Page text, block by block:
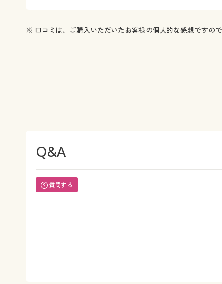
※ 口コミは、ご購入いただいたお客様の個人的な感想ですの
Q&A
質問する